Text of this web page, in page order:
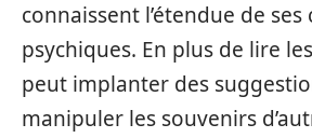
connaissent l’étendue de ses
psychiques. En plus de lire les
peut implanter des
manipuler les souvenirs